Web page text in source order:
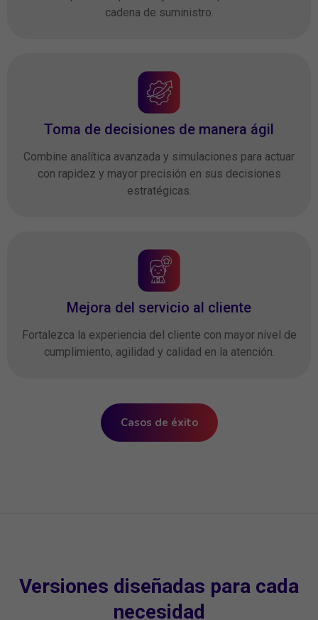
cadena de suministro.
Toma de decisiones de manera ágil
Combine analítica avanzada y simulaciones para actuar
con rapidez y mayor precisión en sus decisiones
estratégicas.
Mejora del servicio al cliente
Fortalezca la experiencia del cliente con mayor nivel de
cumplimiento, agilidad y calidad en la atención.
Casos de éxito
Versiones diseñadas para cada
necesidad